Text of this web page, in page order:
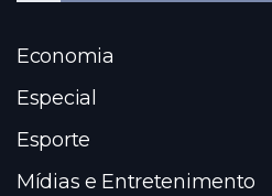
Economia
Especial
Esporte
Mídias e Entretenimento